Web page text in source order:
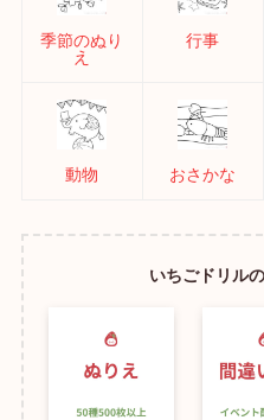
季節のぬり
え
行事
動物 おさかな
いちごドリル